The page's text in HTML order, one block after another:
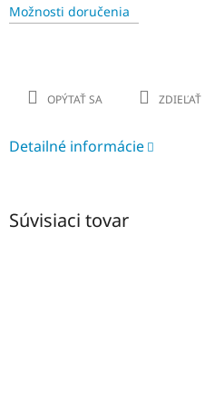
Možnosti doručenia
Detailné informácie
OPÝTAŤ SA ZDIEĽAŤ
Súvisiaci tovar